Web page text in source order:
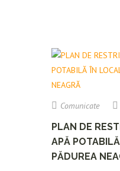
Comunicate
PLAN DE
APĂ
PĂDUREA